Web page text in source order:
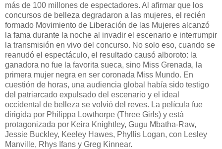
más de 100 millones de espectadores. Al afirmar que los
concursos de belleza degradaron a las mujeres, el recién
formado Movimiento de Liberación de las Mujeres alcanzó
la fama durante la noche al invadir el escenario e interrumpir
la transmisión en vivo del concurso. No solo eso, cuando se
reanudó el espectáculo, el resultado causó alboroto: la
ganadora no fue la favorita sueca, sino Miss Grenada, la
primera mujer negra en ser coronada Miss Mundo. En
cuestión de horas, una audiencia global había sido testigo
del patriarcado expulsado del escenario y el ideal
occidental de belleza se volvió del reves. La película fue
dirigida por Philippa Lowthorpe (Three Girls) y está
protagonizada por Keira Knightley, Gugu Mbatha-Raw,
Jessie Buckley, Keeley Hawes, Phyllis Logan, con Lesley
Manville, Rhys Ifans y Greg Kinnear.